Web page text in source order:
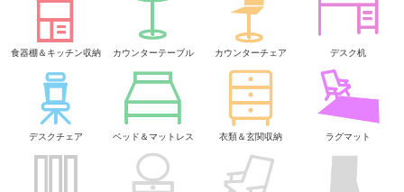
食器棚＆キッチン収納 カウンターテーブル カウンターチェア デスク机
デスクチェア ベッド＆マットレス 衣類＆玄関収納 ラグマット